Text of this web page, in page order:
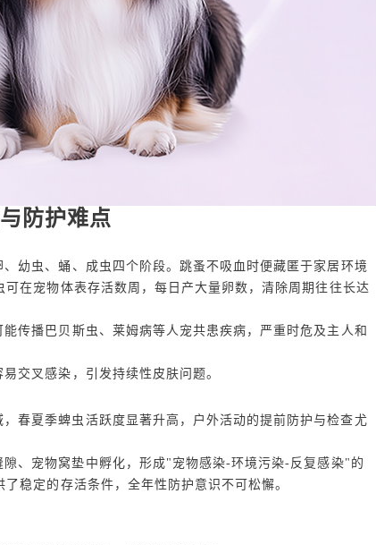
防护难点
幼虫、蛹、成虫四个阶段。跳蚤不吸血时便藏匿于家居环境
在宠物体表存活数周，每日产大量卵数，清除周期往往长达
传播巴贝斯虫、莱姆病等人宠共患疾病，严重时危及主人和
交叉感染，引发持续性皮肤问题。
春夏季蜱虫活跃度显著升高，户外活动的提前防护与检查尤
、宠物窝垫中孵化，形成"宠物感染-环境污染-反复感染"的
稳定的存活条件，全年性防护意识不可松懈。